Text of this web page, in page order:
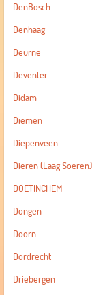
DenBosch
Denhaag
Deurne
Deventer
Didam
Diemen
Diepenveen
Dieren (Laag Soeren)
DOETINCHEM
Dongen
Doorn
Dordrecht
Driebergen